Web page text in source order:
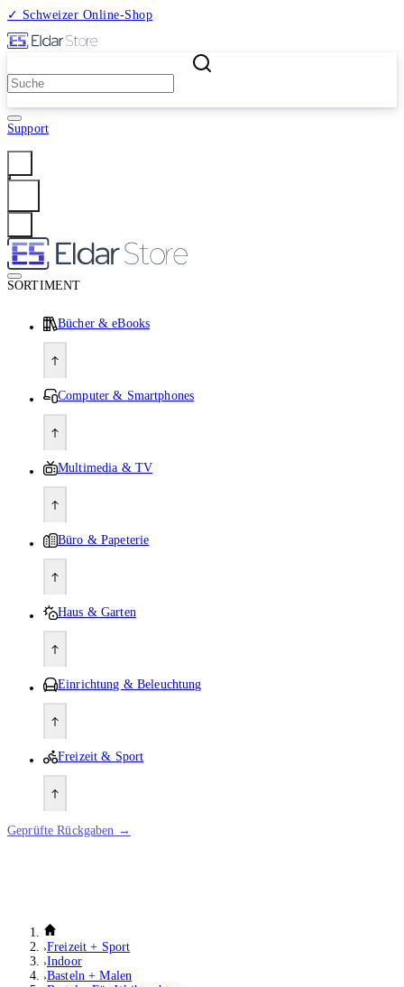
✓ Schweizer Online-Shop
Support
SORTIMENT
Bücher & eBooks
Computer & Smartphones
Multimedia & TV
Büro & Papeterie
Haus & Garten
Einrichtung & Beleuchtung
Freizeit & Sport
Geprüfte Rückgaben →
Freizeit + Sport
Indoor
Basteln + Malen